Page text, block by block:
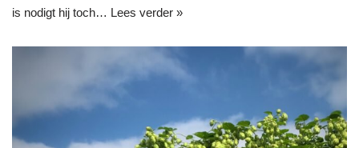
is nodigt hij toch… Lees verder »